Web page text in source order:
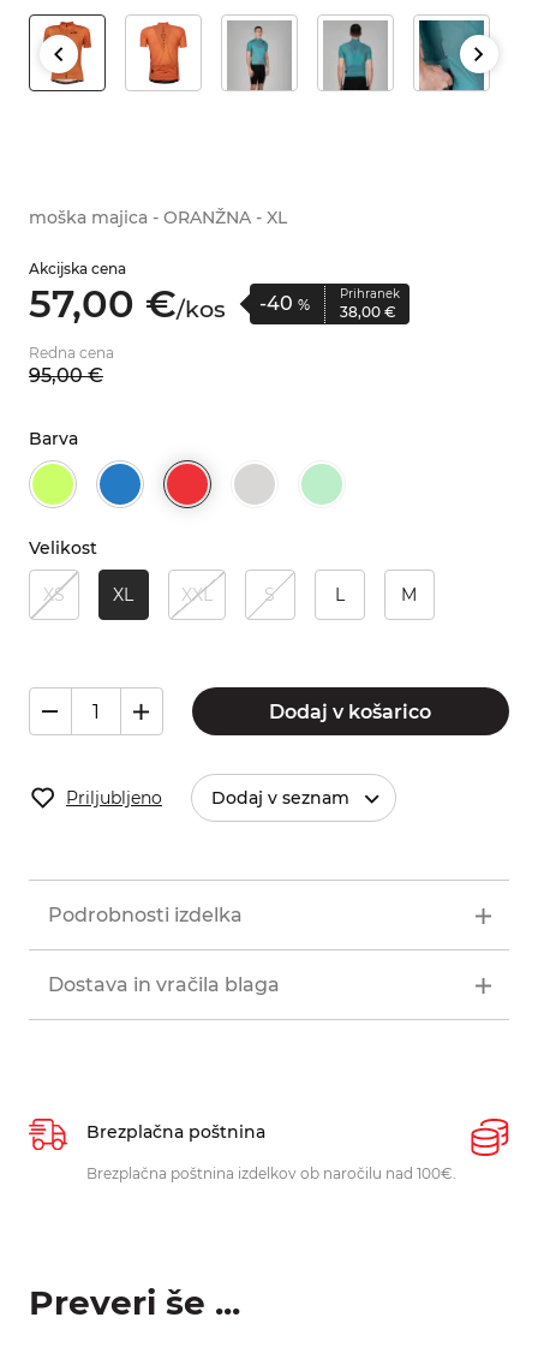
moška majica - ORANŽNA - XL
Akcijska cena
57,00 €/kos -40 %
Prihranek
38,00 €
Redna cena
95,00 €
Barva
Velikost
XS XL XXL S L M
Dodaj v košarico
Priljubljeno Dodaj v seznam
Podrobnosti izdelka
Dostava in vračila blaga
Brezplačna poštnina
Brezplačna poštnina izdelkov ob naročilu nad 100€.
Preveri še ...